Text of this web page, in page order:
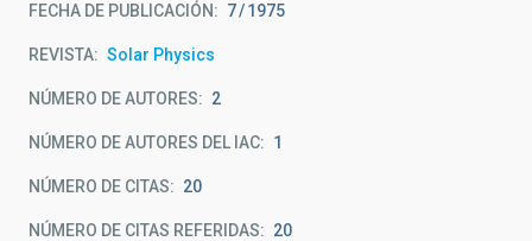
FECHA DE PUBLICACIÓN: 7 1975
REVISTA Solar Physics
NÚMERO DE AUTORES 2
NÚMERO DE AUTORES DEL IAC 1
NÚMERO DE CITAS 20
NÚMERO DE CITAS REFERIDAS 20